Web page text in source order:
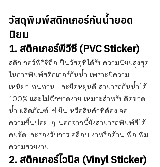
วัสดุพิมพ์สติกเกอร์กันน้ำยอด
นิยม
1. สติกเกอร์พีวีซี (PVC Sticker)
สติกเกอร์พีวีซีถือเป็นวัสดุที่ได้รับความนิยมสูงสุด
ในการพิมพ์สติกเกอร์กันน้ำ เพราะมีความ
เหนียว ทนทาน และยืดหยุ่นดี สามารถกันน้ำได้
100% และไม่ฉีกขาดง่าย เหมาะสำหรับติดขวด
น้ำ ผลิตภัณฑ์แช่เย็น หรือสินค้าที่ต้องเจอ
ความชื้นบ่อย ๆ นอกจากนี้ยังสามารถพิมพ์สีได้
คมชัดและรองรับการเคลือบเงาหรือด้านเพื่อเพิ่ม
ความสวยงาม
2. สติกเกอร์ไวนิล (Vinyl Sticker)